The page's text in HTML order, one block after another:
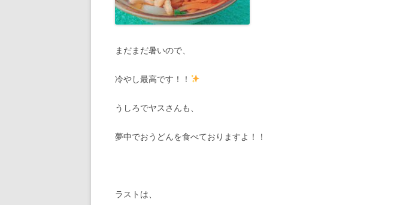
まだまだ暑いので、
冷やし最高です！！
うしろでヤスさんも、
夢中でおうどんを食べておりますよ！！
ラストは、